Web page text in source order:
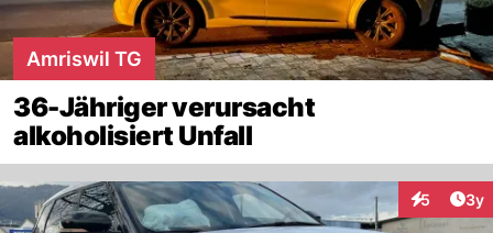
Amriswil TG
36-Jähriger verursacht
alkoholisiert Unfall
5 3y